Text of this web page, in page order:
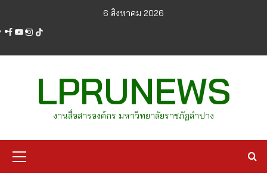
content
6 สิงหาคม 2026
facebook
youtube
instagram
tiktok
LPRUNEWS
งานสื่อสารองค์กร มหาวิทยาลัยราชภัฏลำปาง
Menu